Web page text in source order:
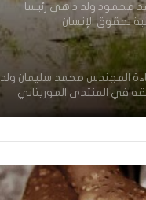
محمود ولد داهي رئيسا
لحقوق الإنسان
المهندس محمد سليمان ولد
في المنتدى الموريتاني
وشمال السنغال